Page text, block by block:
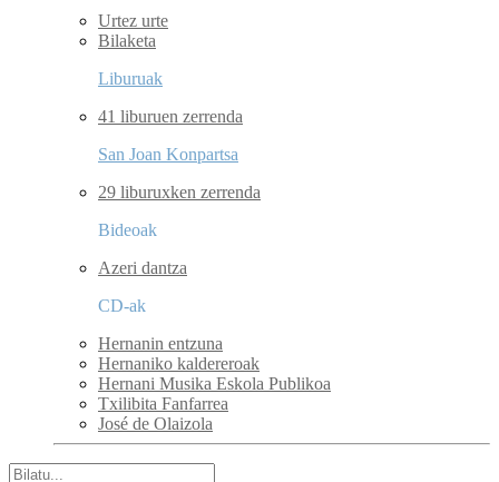
Urtez urte
Bilaketa
Liburuak
41 liburuen zerrenda
San Joan Konpartsa
29 liburuxken zerrenda
Bideoak
Azeri dantza
CD-ak
Hernanin entzuna
Hernaniko kaldereroak
Hernani Musika Eskola Publikoa
Txilibita Fanfarrea
José de Olaizola